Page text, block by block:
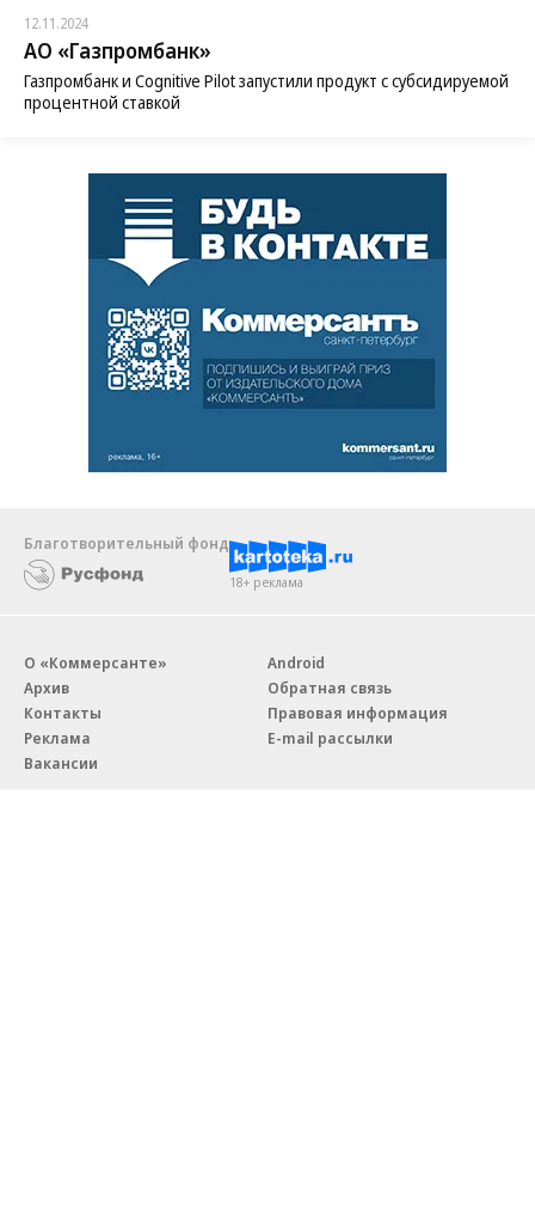
12.11.2024
АО «Газпромбанк»
Газпромбанк и Cognitive Pilot запустили продукт с субсидируемой
процентной ставкой
Благотворительный фонд
18+ реклама
О «Коммерсанте»
Архив
Контакты
Реклама
Вакансии
Android
Обратная связь
Правовая информация
E-mail рассылки